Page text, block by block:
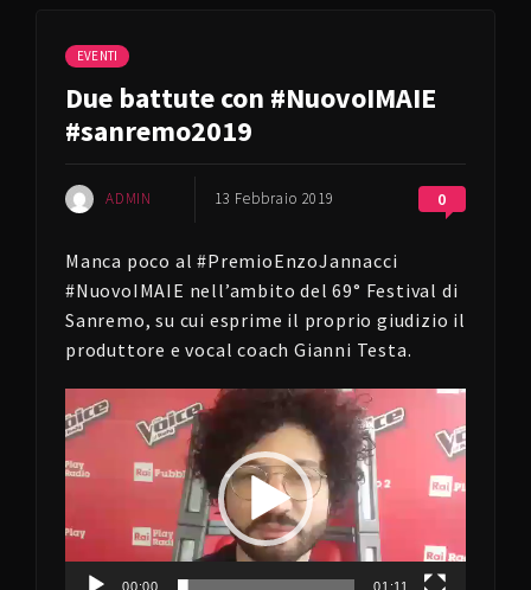
EVENTI
Due battute con #NuovoIMAIE
#sanremo2019
ADMIN 13 Febbraio 2019 0
Manca poco al #PremioEnzoJannacci
#NuovoIMAIE nell’ambito del 69° Festival di
Sanremo, su cui esprime il proprio giudizio il
produttore e vocal coach Gianni Testa.
Video
Player
00:00 01:11